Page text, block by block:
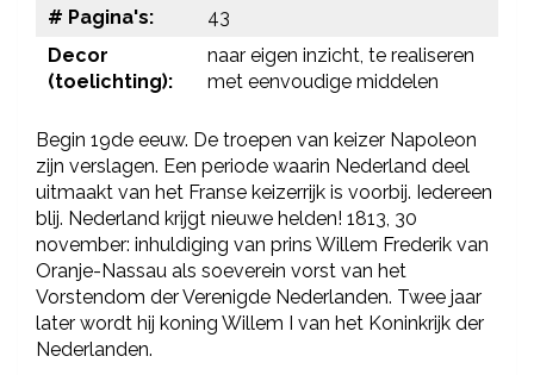
# Pagina's:
43
Decor
(toelichting):
naar eigen inzicht, te realiseren
met eenvoudige middelen
Begin 19de eeuw. De troepen van keizer Napoleon
zijn verslagen. Een periode waarin Nederland deel
uitmaakt van het Franse keizerrijk is voorbij. Iedereen
blij. Nederland krijgt nieuwe helden! 1813, 30
november: inhuldiging van prins Willem Frederik van
Oranje-Nassau als soeverein vorst van het
Vorstendom der Verenigde Nederlanden. Twee jaar
later wordt hij koning Willem I van het Koninkrijk der
Nederlanden.